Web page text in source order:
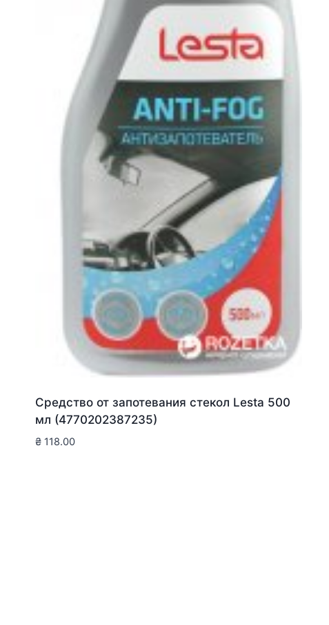
Средство от запотевания стекол Lesta 500
мл (4770202387235)
₴ 118.00